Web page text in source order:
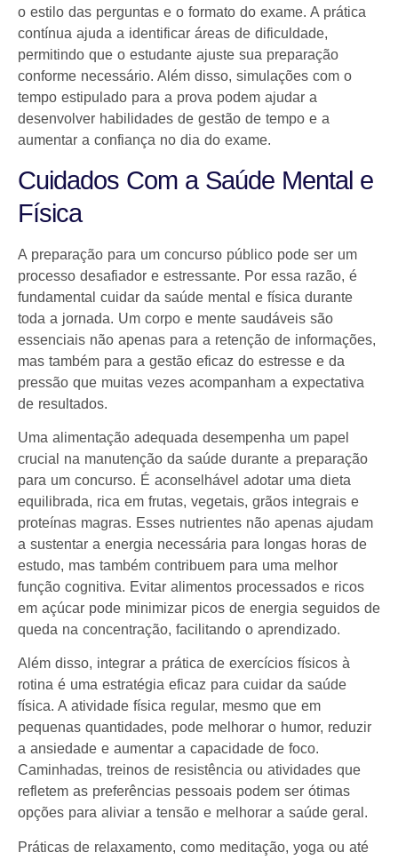
o estilo das perguntas e o formato do exame. A prática
contínua ajuda a identificar áreas de dificuldade,
permitindo que o estudante ajuste sua preparação
conforme necessário. Além disso, simulações com o
tempo estipulado para a prova podem ajudar a
desenvolver habilidades de gestão de tempo e a
aumentar a confiança no dia do exame.
Cuidados Com a Saúde Mental e
Física
A preparação para um concurso público pode ser um
processo desafiador e estressante. Por essa razão, é
fundamental cuidar da saúde mental e física durante
toda a jornada. Um corpo e mente saudáveis são
essenciais não apenas para a retenção de informações,
mas também para a gestão eficaz do estresse e da
pressão que muitas vezes acompanham a expectativa
de resultados.
Uma alimentação adequada desempenha um papel
crucial na manutenção da saúde durante a preparação
para um concurso. É aconselhável adotar uma dieta
equilibrada, rica em frutas, vegetais, grãos integrais e
proteínas magras. Esses nutrientes não apenas ajudam
a sustentar a energia necessária para longas horas de
estudo, mas também contribuem para uma melhor
função cognitiva. Evitar alimentos processados e ricos
em açúcar pode minimizar picos de energia seguidos de
queda na concentração, facilitando o aprendizado.
Além disso, integrar a prática de exercícios físicos à
rotina é uma estratégia eficaz para cuidar da saúde
física. A atividade física regular, mesmo que em
pequenas quantidades, pode melhorar o humor, reduzir
a ansiedade e aumentar a capacidade de foco.
Caminhadas, treinos de resistência ou atividades que
refletem as preferências pessoais podem ser ótimas
opções para aliviar a tensão e melhorar a saúde geral.
Práticas de relaxamento, como meditação, yoga ou até